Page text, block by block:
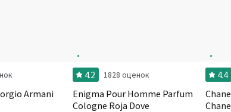
Armani
4.2 1828 оценок
Enigma Pour Homme Parfum
Cologne Roja Dove
4.4